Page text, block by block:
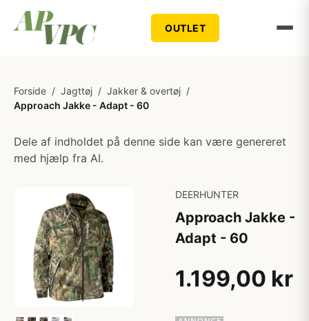
OUTLET
Forside / Jagttøj / Jakker & overtøj /
Approach Jakke - Adapt - 60
Dele af indholdet på denne side kan være genereret
med hjælp fra AI.
DEERHUNTER
Approach Jakke -
Adapt - 60
1.199,00 kr